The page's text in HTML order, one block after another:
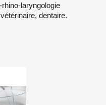
laryngologie
dentaire.